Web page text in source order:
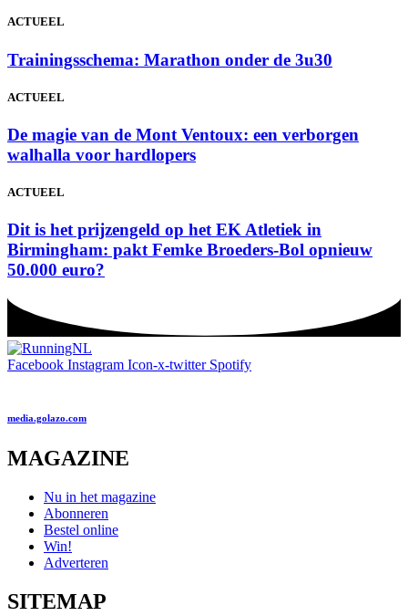
ACTUEEL
Trainingsschema: Marathon onder de 3u30
ACTUEEL
De magie van de Mont Ventoux: een verborgen
walhalla voor hardlopers
ACTUEEL
Dit is het prijzengeld op het EK Atletiek in
Birmingham: pakt Femke Broeders-Bol opnieuw
50.000 euro?
Facebook Instagram Icon-x-twitter Spotify
media.golazo.com
MAGAZINE
Nu in het magazine
Abonneren
Bestel online
Win!
Adverteren
SITEMAP